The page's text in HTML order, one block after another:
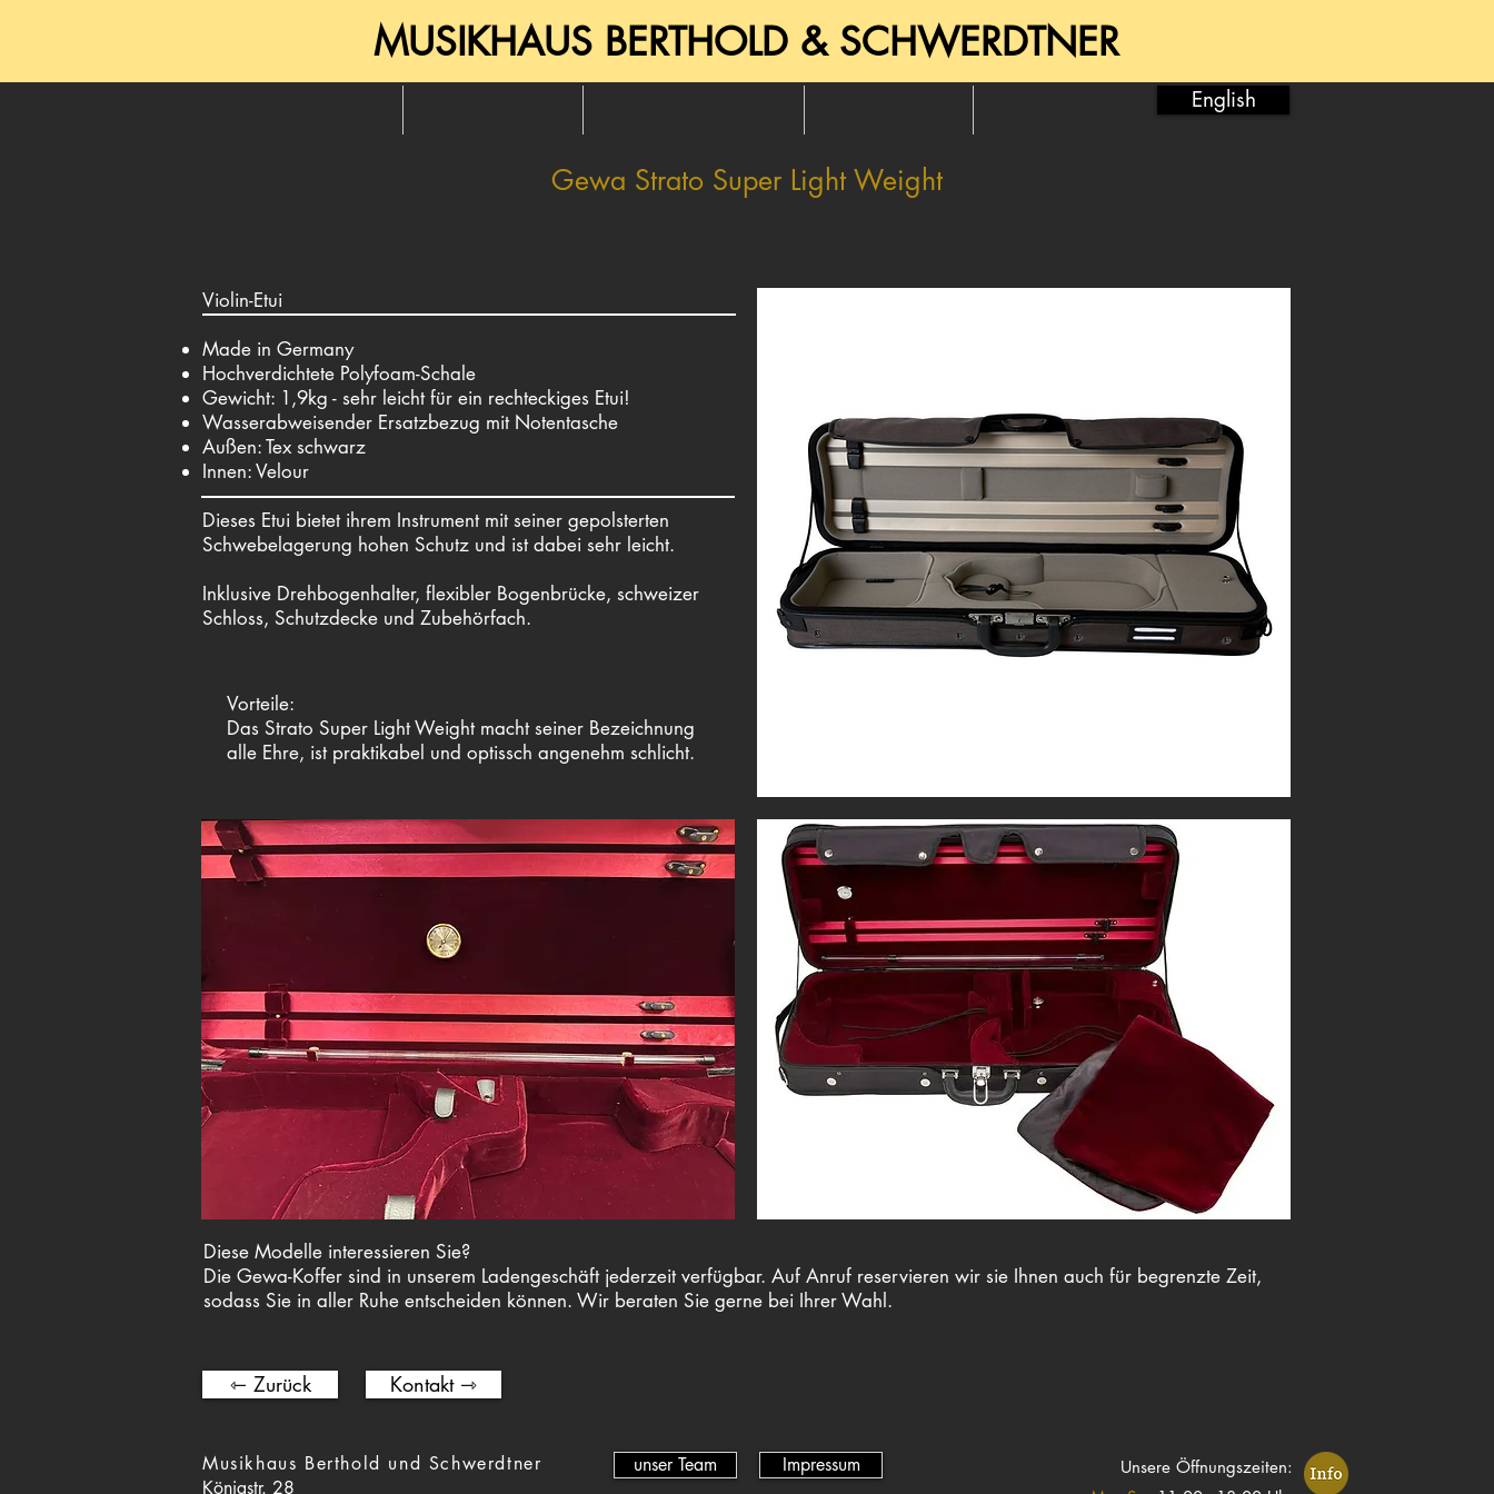
MUSIKHAUS BERTHOLD & SCHWERDTNER
English
Gewa Strato Super Light Weight
Violin-Etui
Made in Germany
Hochverdichtete Polyfoam-Schale
Gewicht: 1,9kg - sehr leicht für ein rechteckiges Etui!
Wasserabweisender Ersatzbezug mit Notentasche
Außen: Tex schwarz
Innen: Velour
Dieses Etui bietet ihrem Instrument mit seiner gepolsterten
Schwebelagerung hohen Schutz und ist dabei sehr leicht.
Inklusive Drehbogenhalter, flexibler Bogenbrücke, schweizer
Schloss, Schutzdecke und Zubehörfach.
Vorteile:
Das Strato Super Light Weight macht seiner Bezeichnung
alle Ehre, ist praktikabel und optissch angenehm schlicht.
Diese Modelle interessieren Sie?
Die Gewa-Koffer sind in unserem Ladengeschäft jederzeit verfügbar. Auf Anruf reservieren wir sie Ihnen auch für begrenzte Zeit,
sodass Sie in aller Ruhe entscheiden können. Wir beraten Sie gerne bei Ihrer Wahl.
⇽ Zurück Kontakt ⇾
Musikhaus Berthold und Schwerdtner
Königstr. 28
unser Team Impressum
Unsere Öffnungszeiten: